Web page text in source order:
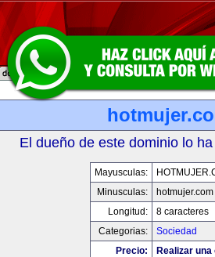
El dueño de este dominio lo
Mayusculas:
Minusculas:
hotmujer.com
Longitud:
8 caracteres
Categorias:
Sociedad
Precio:
Realizar